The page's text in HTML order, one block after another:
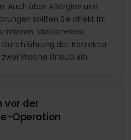
Auch über Allergien und
sollten Sie direkt im
Idealerweise
Durchführung der Korrektur
Woche Urlaub ein.
vor der
Operation